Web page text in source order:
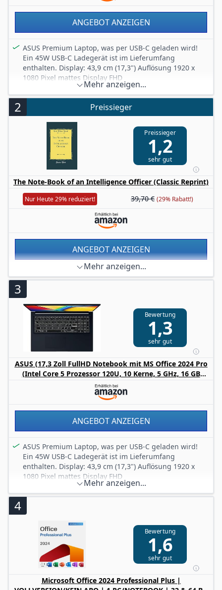
ANGEBOT ANZEIGEN
ASUS Premium Laptop, was per USB-C geladen wird!
Ein 45W USB-C Ladegerät ist im Lieferumfang
enthalten. Display: 43,9 cm (17,3") Auflösung 1920 x
1080 Pixel mattes Display FHD
Intel Core i7 1355U der 13. Generation (10-Kerne) 5.00
GHz / 24 GB DDR4 RAM / 1000 GB SSD (superschnelle
NVME SSD, über 2000 MB/s)
Software: Windows 11 Pro (Vollversion) + MS Office 2024
Professional Plus Vollversion (kein Abo nötig!
unbegrenzte Laufzeit)
Anschlüsse: 1x HDMI 1.4b, 2x USB-C (über einen davon
wird das Laptop geladen), 3x USB-A 3.0 (5Gb/​s), 1x
Klinke (Audio)
Tastaturbeleuchtung, superleichte 2kg, FullHD Display,
Wi-Fi 6 (WLAN 802.11a/​b/​g/​n/​ac/​ax, 2x2), Bluetooth 5.2,
Intel UHD Graphics, deutschsprachige Tastatur,
Mehr anzeigen...
2 Preissieger
Preissieger
1,2
sehr gut
The Note-Book of an Intelligence Officer (Classic Reprint)
Nur Heute 29% reduziert! 39,70 € (29% Rabatt!)
ANGEBOT ANZEIGEN
Mehr anzeigen...
3
Bewertung
1,3
sehr gut
ASUS (17,3 Zoll FullHD Notebook mit MS Office 2024 Pro
(Intel Core 5 Prozessor 120U, 10 Kerne, 5 GHz, 16 GB
DDR5 RAM, 1000 GB SSD,HDMI, BT, Webcam, USB-C/3.0,
WLAN, Windows 11 Prof) #8509
ANGEBOT ANZEIGEN
ASUS Premium Laptop, was per USB-C geladen wird!
Ein 45W USB-C Ladegerät ist im Lieferumfang
enthalten. Display: 43,9 cm (17,3") Auflösung 1920 x
1080 Pixel mattes Display FHD
Neuer Intel Core 5 Prozessor der 14. Generation (10-
Kerne) mit 5 GHz / 16 GB DDR5 RAM / 1000 GB SSD
Professional Plus Vollversion (kein Abo nötig!
unbegrenzte Laufzeit)
Anschlüsse: 1x HDMI 1.4b, 2x USB-C (über einen davon
wird das Laptop geladen), 3x USB-A 3.0 (5Gb/​s), 1x
superleichte 2kg, 17" FullHD Display, Wi-Fi 6 (WLAN
Mehr anzeigen...
4
Bewertung
1,6
sehr gut
Microsoft Office 2024 Professional Plus |